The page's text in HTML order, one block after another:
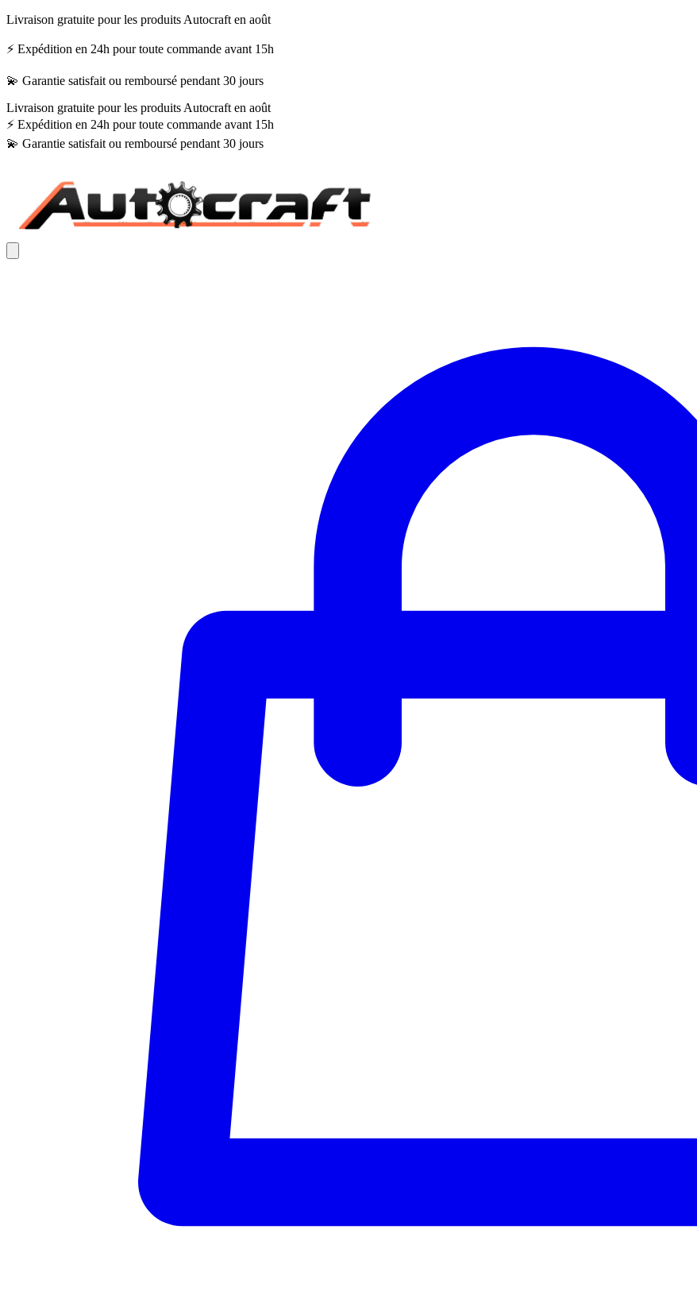
Livraison gratuite pour les produits Autocraft en août
⚡ Expédition en 24h pour toute commande avant 15h
💫 Garantie satisfait ou remboursé pendant 30 jours
Livraison gratuite pour les produits Autocraft en août
⚡ Expédition en 24h pour toute commande avant 15h
💫 Garantie satisfait ou remboursé pendant 30 jours